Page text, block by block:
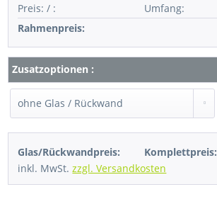
Preis: / : Umfang:
Rahmenpreis:
Zusatzoptionen :
Glas/Rückwandpreis:
Komplettpreis:
inkl. MwSt.zzgl. Versandkosten